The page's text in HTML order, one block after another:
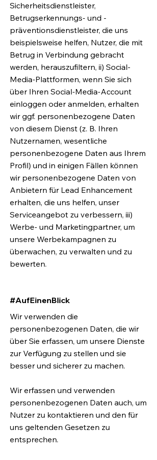
Sicherheitsdienstleister,
Betrugserkennungs- und -
präventionsdienstleister, die uns
beispielsweise helfen, Nutzer, die mit
Betrug in Verbindung gebracht
werden, herauszufiltern, ii) Social-
Media-Plattformen, wenn Sie sich
über Ihren Social-Media-Account
einloggen oder anmelden, erhalten
wir ggf. personenbezogene Daten
von diesem Dienst (z. B. Ihren
Nutzernamen, wesentliche
personenbezogene Daten aus Ihrem
Profil) und in einigen Fällen können
wir personenbezogene Daten von
Anbietern für Lead Enhancement
erhalten, die uns helfen, unser
Serviceangebot zu verbessern, iii)
Werbe- und Marketingpartner, um
unsere Werbekampagnen zu
überwachen, zu verwalten und zu
bewerten.
#AufEinenBlick
Wir verwenden die
personenbezogenen Daten, die wir
über Sie erfassen, um unsere Dienste
zur Verfügung zu stellen und sie
besser und sicherer zu machen.
Wir erfassen und verwenden
personenbezogenen Daten auch, um
Nutzer zu kontaktieren und den für
uns geltenden Gesetzen zu
entsprechen.